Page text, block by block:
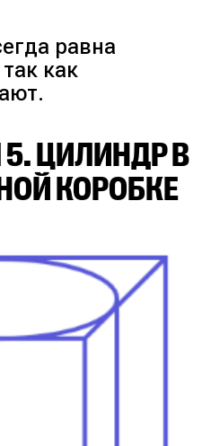
равна
как
ЦИЛИНДР В
КОРОБКЕ